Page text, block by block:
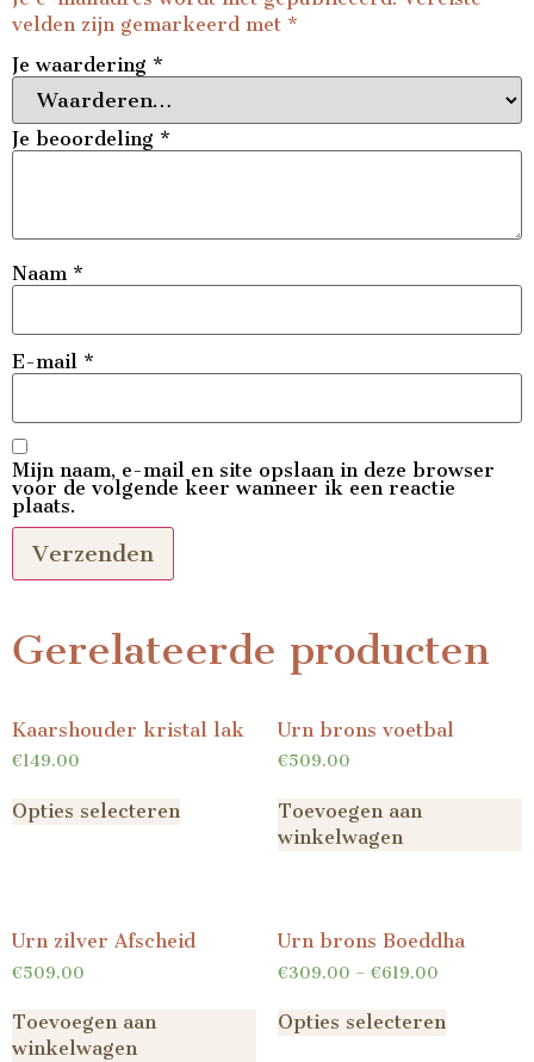
velden zijn gemarkeerd met *
Je waardering *
Je beoordeling *
Naam *
E-mail *
Mijn naam, e-mail en site opslaan in deze browser
voor de volgende keer wanneer ik een reactie
plaats.
Gerelateerde producten
Kaarshouder kristal lak
€149.00
Opties selecteren
Urn brons voetbal
€509.00
Toevoegen aan
winkelwagen
Urn zilver Afscheid
€509.00
Toevoegen aan
winkelwagen
Urn brons Boeddha
€309.00 – €619.00
Opties selecteren